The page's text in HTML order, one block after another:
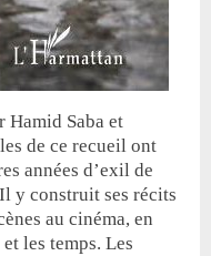
Hamid Saba et
de ce recueil ont
années d’exil de
y construit ses récits
au cinéma, en
les temps. Les